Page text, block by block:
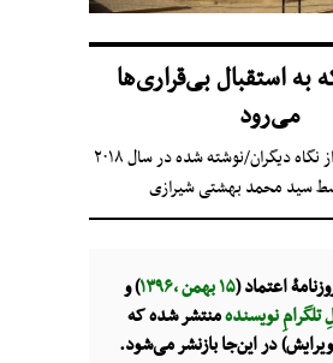
به استقبال بی‌قراری‌ها
می‌رود
نگاه دیگران/نوشته شده در سال ۲۰۱۸
سید محمد بهشتی شیرازی
اعتماد (۱۵ بهمن ،‌۱۳۹۶
) و
تلگرامِ نویسندهمنتشر شده که
در این‌جا بازنشر می‌شود.